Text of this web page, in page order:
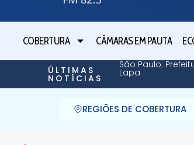
COBERTURA CÂMARAS EM PAUTA
ÚLTIMAS
NOTÍCIAS
São Paulo:
Lapa
REGIÕES DE COBERTURA